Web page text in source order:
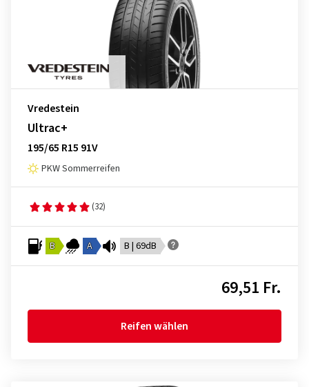
Vredestein
Ultrac+
195/65 R15 91V
PKW Sommerreifen
(32)
B A B | 69dB
69,51 Fr.
Reifen wählen